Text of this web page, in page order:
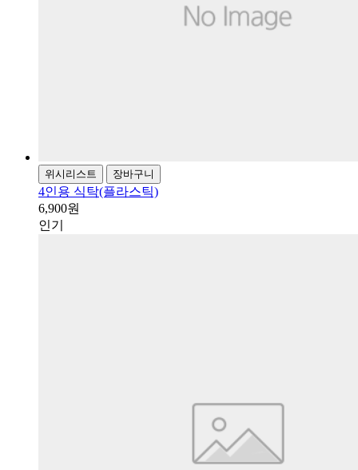
위시리스트 장바구니
4인용 식탁(플라스틱)
6,900원
인기